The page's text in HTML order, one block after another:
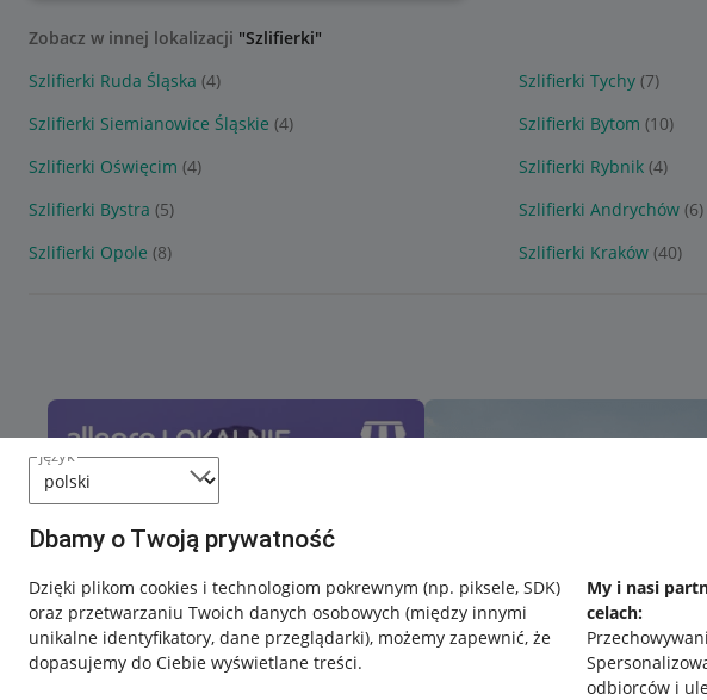
język
Dbamy o Twoją prywatność
Dzięki plikom cookies i technologiom pokrewnym (np. piksele, SDK)
oraz przetwarzaniu Twoich danych osobowych (między innymi
unikalne identyfikatory, dane przeglądarki), możemy zapewnić, że
dopasujemy do Ciebie wyświetlane treści.
My i nasi
celach:
odbiorców i
Zobacz w innej lokalizacji "Szlifierki"
Szlifierki Ruda Śląska (4) Szlifierki Tychy (7)
Szlifierki Siemianowice Śląskie (4) Szlifierki Bytom (10)
Szlifierki Oświęcim (4) Szlifierki Rybnik (4)
Szlifierki Bystra (5) Szlifierki Andrychów (6)
Szlifierki Opole (8) Szlifierki Kraków (40)